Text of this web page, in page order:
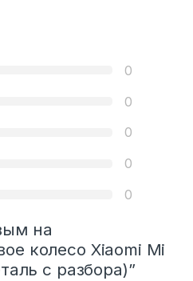
0
0
0
0
0
на
колесо Xiaomi Mi
с разбора)”